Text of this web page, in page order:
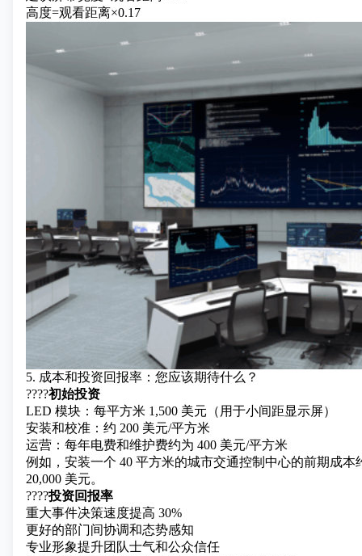
高度=观看距离×0.17
5. 成本和投资回报率：您应该期待什么？
????初始投资
LED 模块：每平方米 1,500 美元（用于小间距显示屏）
安装和校准：约 200 美元/平方米
运营：每年电费和维护费约为 400 美元/平方米
例如，安装一个 40 平方米的城市交通控制中心的前期成
20,000 美元。
????投资回报率
重大事件决策速度提高 30%
更好的部门间协调和态势感知
专业形象提升团队士气和公众信任